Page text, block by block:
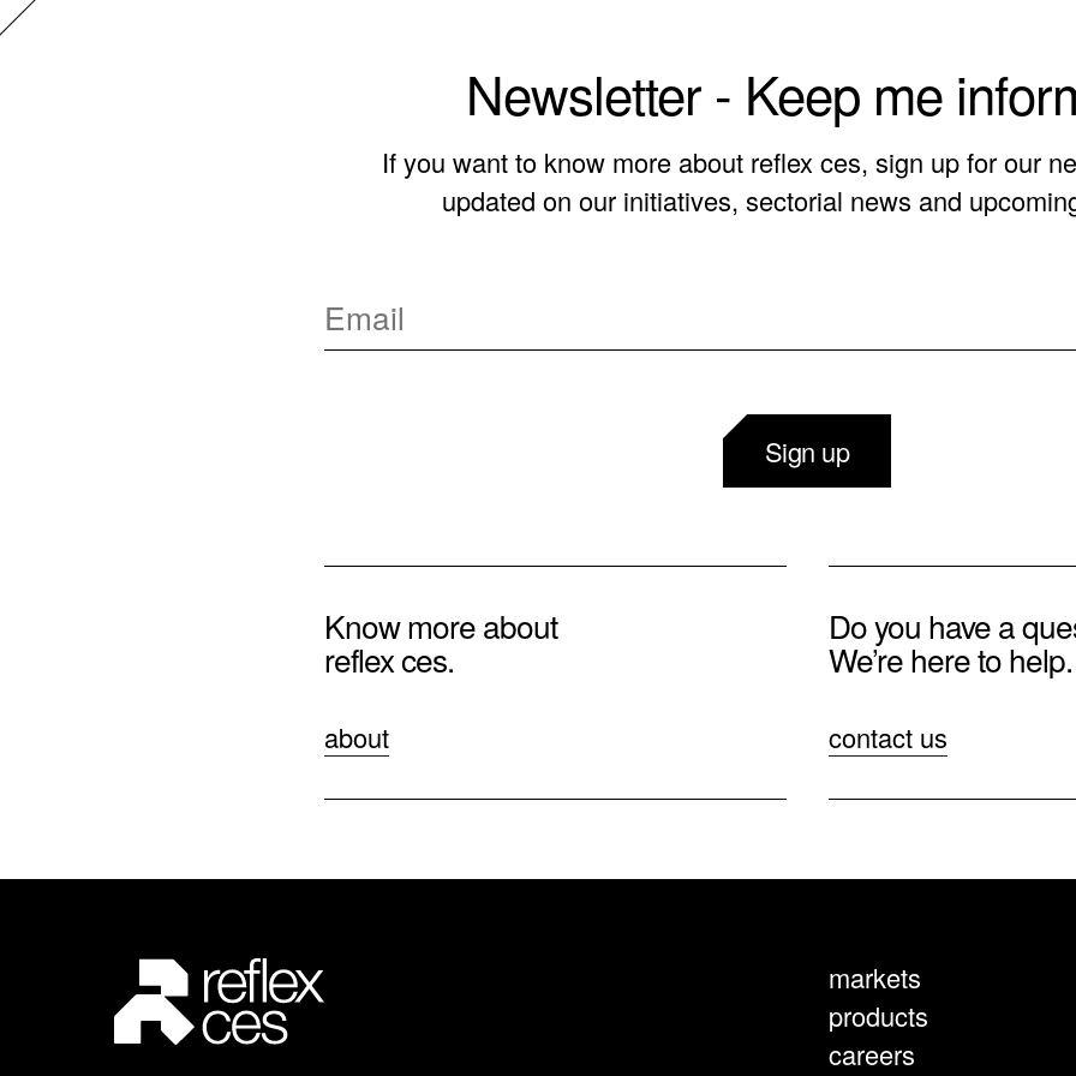
Newsletter - Keep me
If you want to know more about reflex ces, sign up for our
updated on our initiatives, sectorial news and
Sign up
Know more about
reflex ces.
about
Do you have a
We’re here to help.
contact us
markets
products
careers